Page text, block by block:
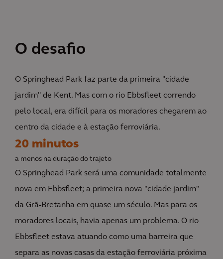
O desafio
O Springhead Park faz parte da primeira "cidade
jardim" de Kent. Mas com o rio Ebbsfleet correndo
pelo local, era difícil para os moradores chegarem ao
centro da cidade e à estação ferroviária.
20 minutos
a menos na duração do trajeto
O Springhead Park será uma comunidade totalmente
nova em Ebbsfleet; a primeira nova "cidade jardim"
da Grã-Bretanha em quase um século. Mas para os
moradores locais, havia apenas um problema. O rio
Ebbsfleet estava atuando como uma barreira que
separa as novas casas da estação ferroviária próxima